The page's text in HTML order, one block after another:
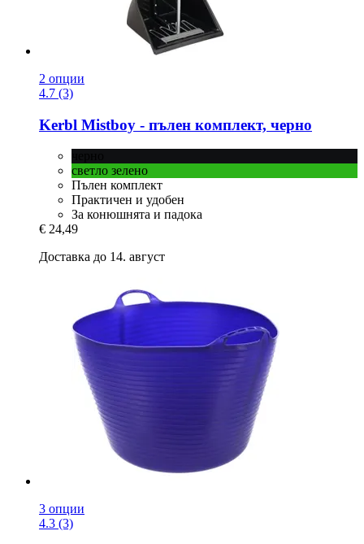
2 опции
4.7 (3)
Kerbl Mistboy -​ пълен комплект, черно
светло зелено
Пълен комплект
Практичен и удобен
За конюшнята и падока
€ 24,49
Доставка до 14. август
3 опции
4.3 (3)